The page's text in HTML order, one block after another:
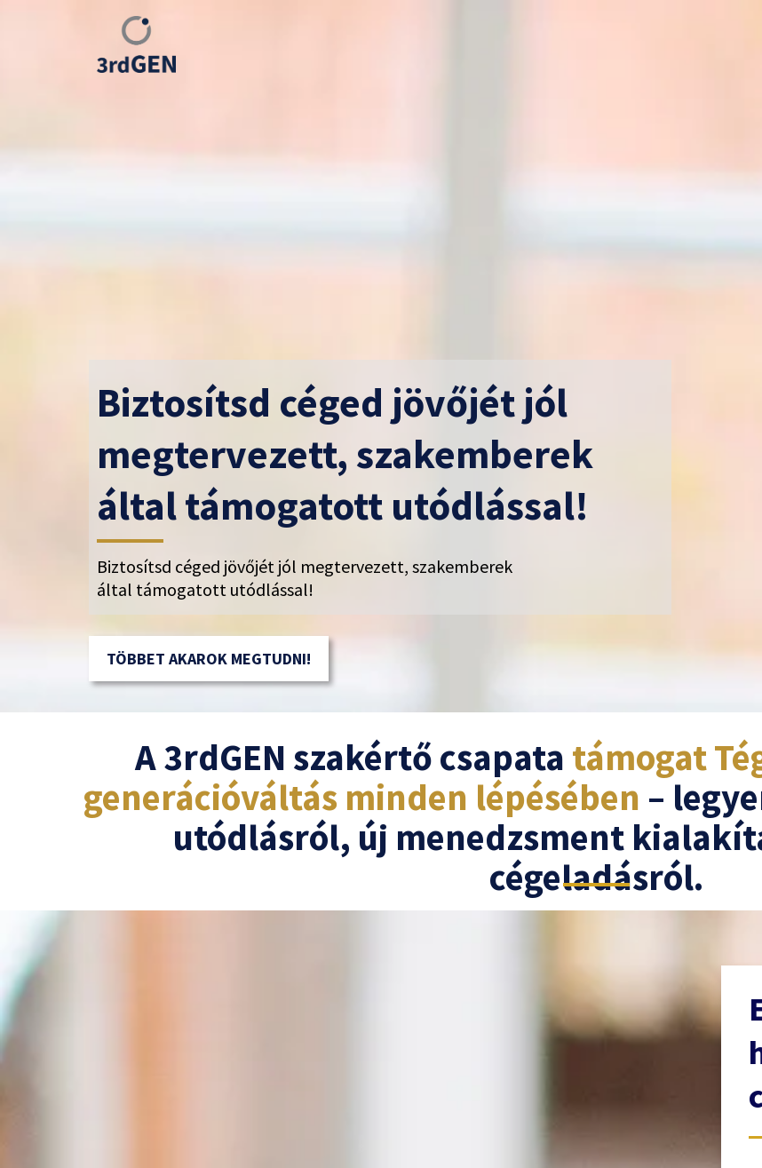
Biztosítsd céged jövőjét jól megtervezett, szakemberek
által támogatott utódlással!
TÖBBET AKAROK MEGTUDNI!
Biztosítsd céged jövőjét jól
megtervezett, szakemberek
által támogatott utódlással!
A 3rdGEN szakértő csapata támogat
generációváltás minden lépésében –
utódlásról, új menedzsment
cégeladásról.